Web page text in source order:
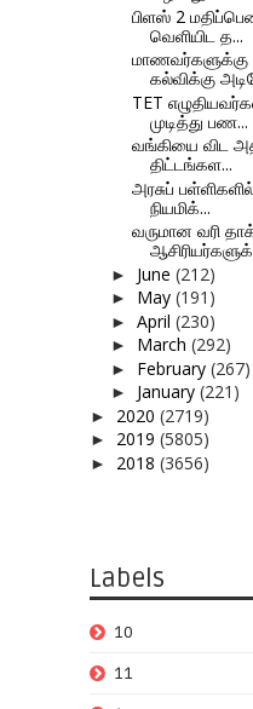
பிளஸ் 2
வெளியிட த...
கல்விக்கு
TET
முடித்து பண...
வங்கியை விட
திட்டங்கள...
அரசுப்
நியமிக்...
வருமான வரி
► June (212)
► May (191)
► April (230)
► March (292)
► February (267)
► January (221)
► 2020 (2719)
► 2019 (5805)
► 2018 (3656)
Labels
10
11